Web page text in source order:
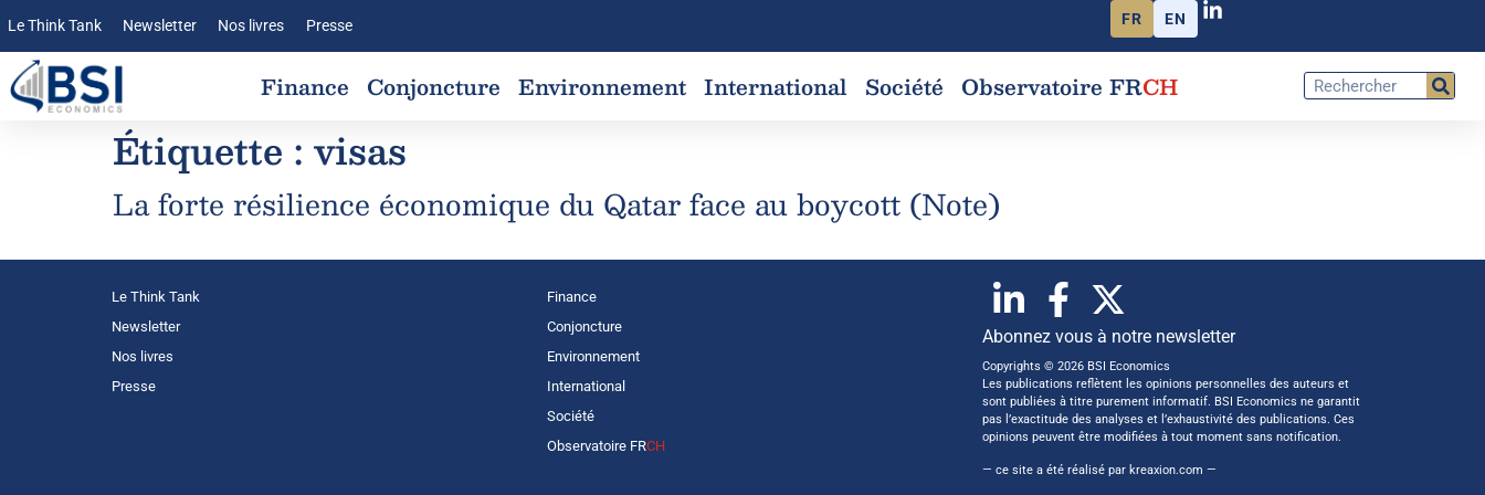
Le Think Tank Newsletter Nos livres Presse FR EN
Finance Conjoncture Environnement International Société Observatoire FRCH
Étiquette : visas
La forte résilience économique du Qatar face au boycott (Note)
Le Think Tank
Newsletter
Nos livres
Presse
Finance
Conjoncture
Environnement
International
Société
Observatoire FRCH
Abonnez vous à notre newsletter
Copyrights © 2026 BSI Economics
Les publications reflètent les opinions personnelles des auteurs et
sont publiées à titre purement informatif. BSI Economics ne garantit
pas l’exactitude des analyses et l’exhaustivité des publications. Ces
opinions peuvent être modifiées à tout moment sans notification.
— ce site a été réalisé par kreaxion.com —